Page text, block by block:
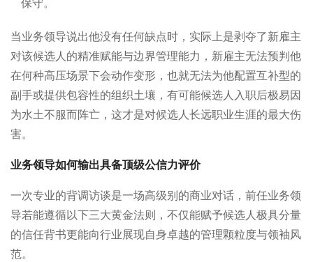
当业务领导说出他没有任何缺点时，实际上是剥夺了新雇主
对该候选人的精准赋能与边界管理能力，新雇主无法预判他
在何种高压场景下会动作变形，也就无法为他配置互补型的
副手或提供包容性的组织土壤，有可能候选人入职后极易因
为水土不服而阵亡，这才是对候选人长远职业生涯的最大伤
害。
业务领导如何输出具备顶级公信力评价
一次专业的背调访谈是一场高级别的商业对话，前任业务领
导若能遵循以下三大黄金法则，不仅能赋予候选人极具分量
的信任背书更能向行业展现自身卓越的管理颗粒度与领袖风
范。